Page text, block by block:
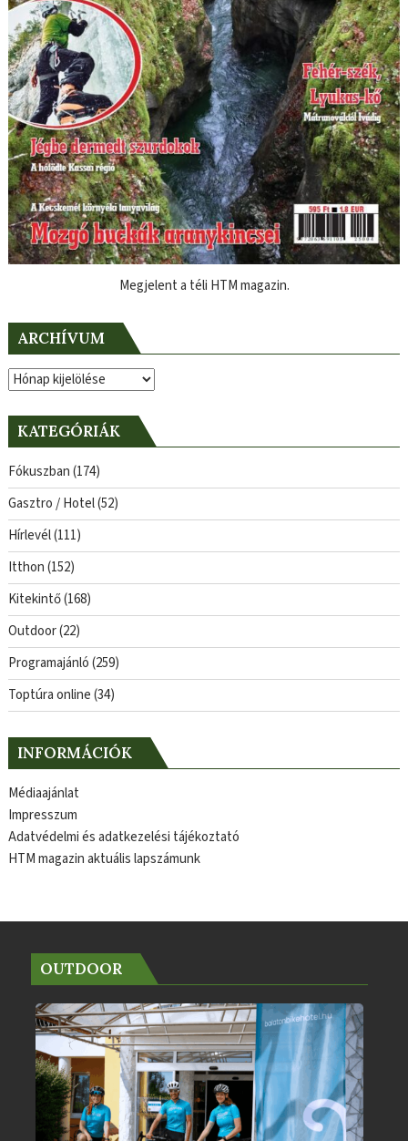
Megjelent a téli HTM magazin.
ARCHÍVUM
Archívum
KATEGÓRIÁK
Fókuszban(174)
Gasztro / Hotel(52)
Hírlevél(111)
Itthon(152)
Kitekintő(168)
Outdoor(22)
Programajánló(259)
Toptúra online(34)
INFORMÁCIÓK
Médiaajánlat
Impresszum
Adatvédelmi és adatkezelési tájékoztató
HTM magazin aktuális lapszámunk
OUTDOOR